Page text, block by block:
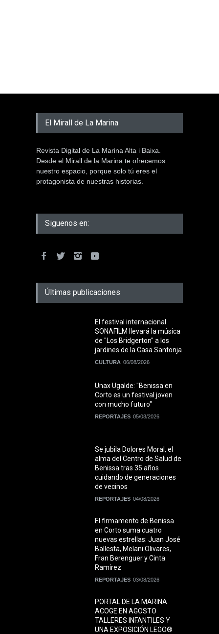
El Mirall de La Marina
Revista Digital de La Marina Alta i Baixa.
Desde el Mirall de la Marina te ofrecemos
nuestro espacio, porque solo tú eres el
protagonista de nuestras historias.
Siguenos en:
Últimas publicaciones
El festival internacional
SONAFILM llevará la música
de "Los Bridgerton" a los
jardines de la Casa Santonja
CULTURA 06/08/2026
Unax Ugalde: "Benissa en
Corto es un festival joven
con mucho futuro"
REPORTAJES 05/08/2026
Se jubila Dolores Moral, el
alma del Centro de Salud de
Benissa tras 35 años
cuidando de generaciones
de vecinos
REPORTAJES 04/08/2026
El firmamento de Benissa
en Corto suma cuatro
nuevas estrellas: Juan José
Ballesta, Melani Olivares,
Fran Berenguer y Cinta
Ramírez
REPORTAJES 03/08/2026
PORTAL DE LA MARINA
ACOGE EN AGOSTO
TALLERES INFANTILES Y
UNA EXPOSICIÓN LEGO®